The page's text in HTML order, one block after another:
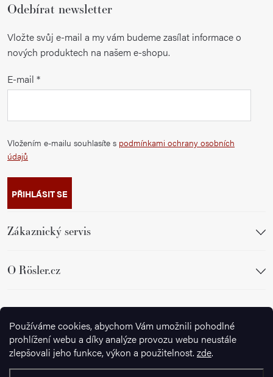
Používáme cookies, abychom Vám umožnili pohodlné
prohlížení webu a díky analýze provozu webu neustále
zlepšovali jeho funkce, výkon a použitelnost. zde.
Odebírat newsletter
Vložte svůj e-mail a my vám budeme zasílat informace o
nových produktech na našem e-shopu.
E-mail
Vložením e-mailu souhlasíte s podmínkami ochrany osobních
údajů
PŘIHLÁSIT SE
Zákaznický servis
O Rösler.cz
Sledujte nás